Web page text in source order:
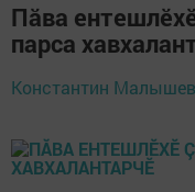
Пăва
парса
Константин